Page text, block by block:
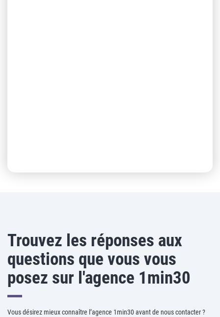
Trouvez les réponses aux
questions que vous vous
posez sur l'agence 1min30
Vous désirez mieux connaître l’agence 1min30 avant de nous contacter ?